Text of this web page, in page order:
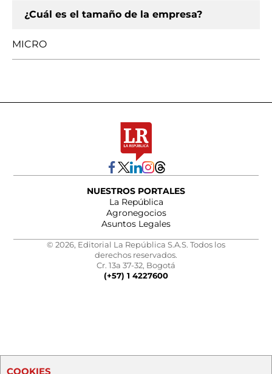
¿Cuál es el tamaño de la empresa?
MICRO
NUESTROS PORTALES
La República
Agronegocios
Asuntos Legales
© 2026, Editorial La República S.A.S. Todos los
derechos reservados.
Cr. 13a 37-32, Bogotá
(+57) 1 4227600
COOKIES